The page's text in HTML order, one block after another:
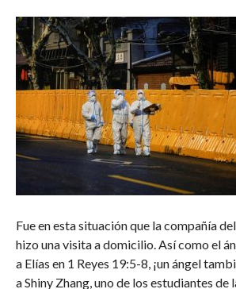
Fue en esta situación que la compañía
hizo una visita a domicilio. Así como el
a Elías en 1 Reyes 19:5-8, ¡un ángel
a Shiny Zhang, uno de los estudiantes de